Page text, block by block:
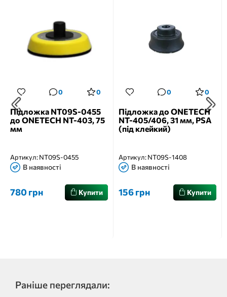
0 0
Підложка NT09S-0455
до ONETECH NT-403, 75
мм
Артикул:NT09S-0455
В наявності
780 грн Купити
0 0
Підложка до ONETECH
NT-405/406, 31 мм, PSA
(під клейкий)
Артикул:NT09S-1408
В наявності
156 грн Купити
Раніше переглядали: